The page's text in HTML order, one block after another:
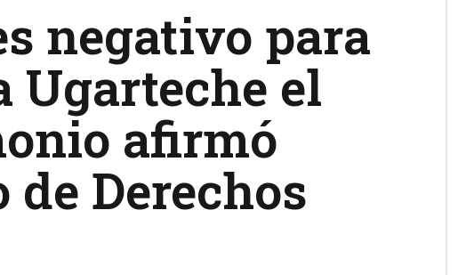
negativo para
Ugarteche el
afirmó
Derechos